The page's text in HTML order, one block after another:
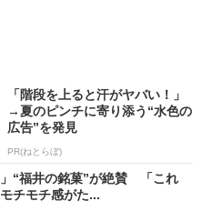
「階段を上ると汗がヤバい！」
→夏のピンチに寄り添う“水色の
広告”を発見
PR(ねとらぼ)
」“福井の銘菓”が絶賛 「これ
チモチ感がた...